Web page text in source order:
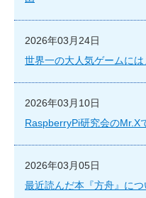
2026年03月24日
世界一の大人気ゲームに
2026年03月10日
RaspberryPi研究会のMr.X
2026年03月05日
最近読んだ本『方舟』につ